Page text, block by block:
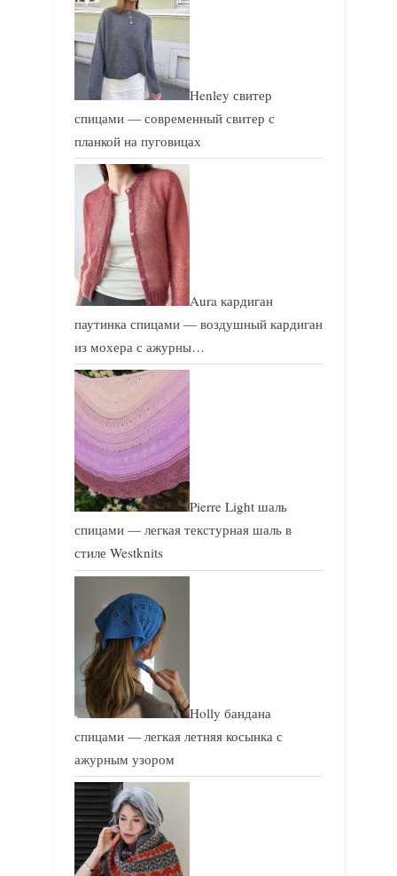
Henley свитер
спицами — современный свитер с
планкой на пуговицах
Aura кардиган
паутинка спицами — воздушный кардиган
из мохера с ажурны…
Pierre Light шаль
спицами — легкая текстурная шаль в
стиле Westknits
Holly бандана
спицами — легкая летняя косынка с
ажурным узором